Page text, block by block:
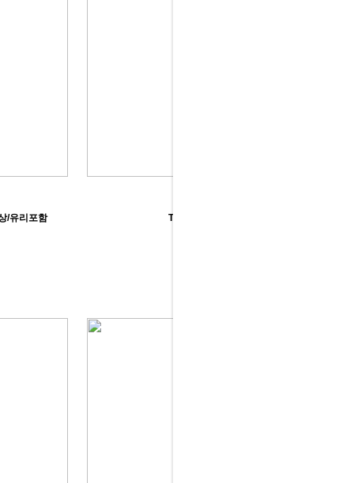
/유리포함 TFS- 가이아 책상